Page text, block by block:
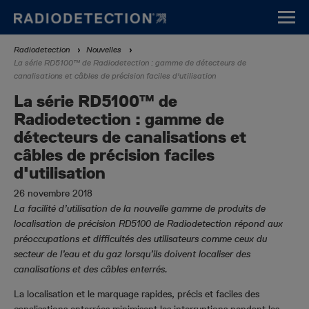
contenu
principal
Fil
d'Ariane
Radiodetection
Nouvelles
La série RD5100™ de Radiodetection : gamme de détecteurs de
canalisations et câbles de précision faciles d'utilisation
La série RD5100™ de
Radiodetection : gamme de
détecteurs de canalisations et
câbles de précision faciles
d'utilisation
26 novembre 2018
La facilité d’utilisation de la nouvelle gamme de produits de
localisation de précision RD5100 de Radiodetection répond aux
préoccupations et difficultés des utilisateurs comme ceux du
secteur de l’eau et du gaz lorsqu’ils doivent localiser des
canalisations et des câbles enterrés.
La localisation et le marquage rapides, précis et faciles des